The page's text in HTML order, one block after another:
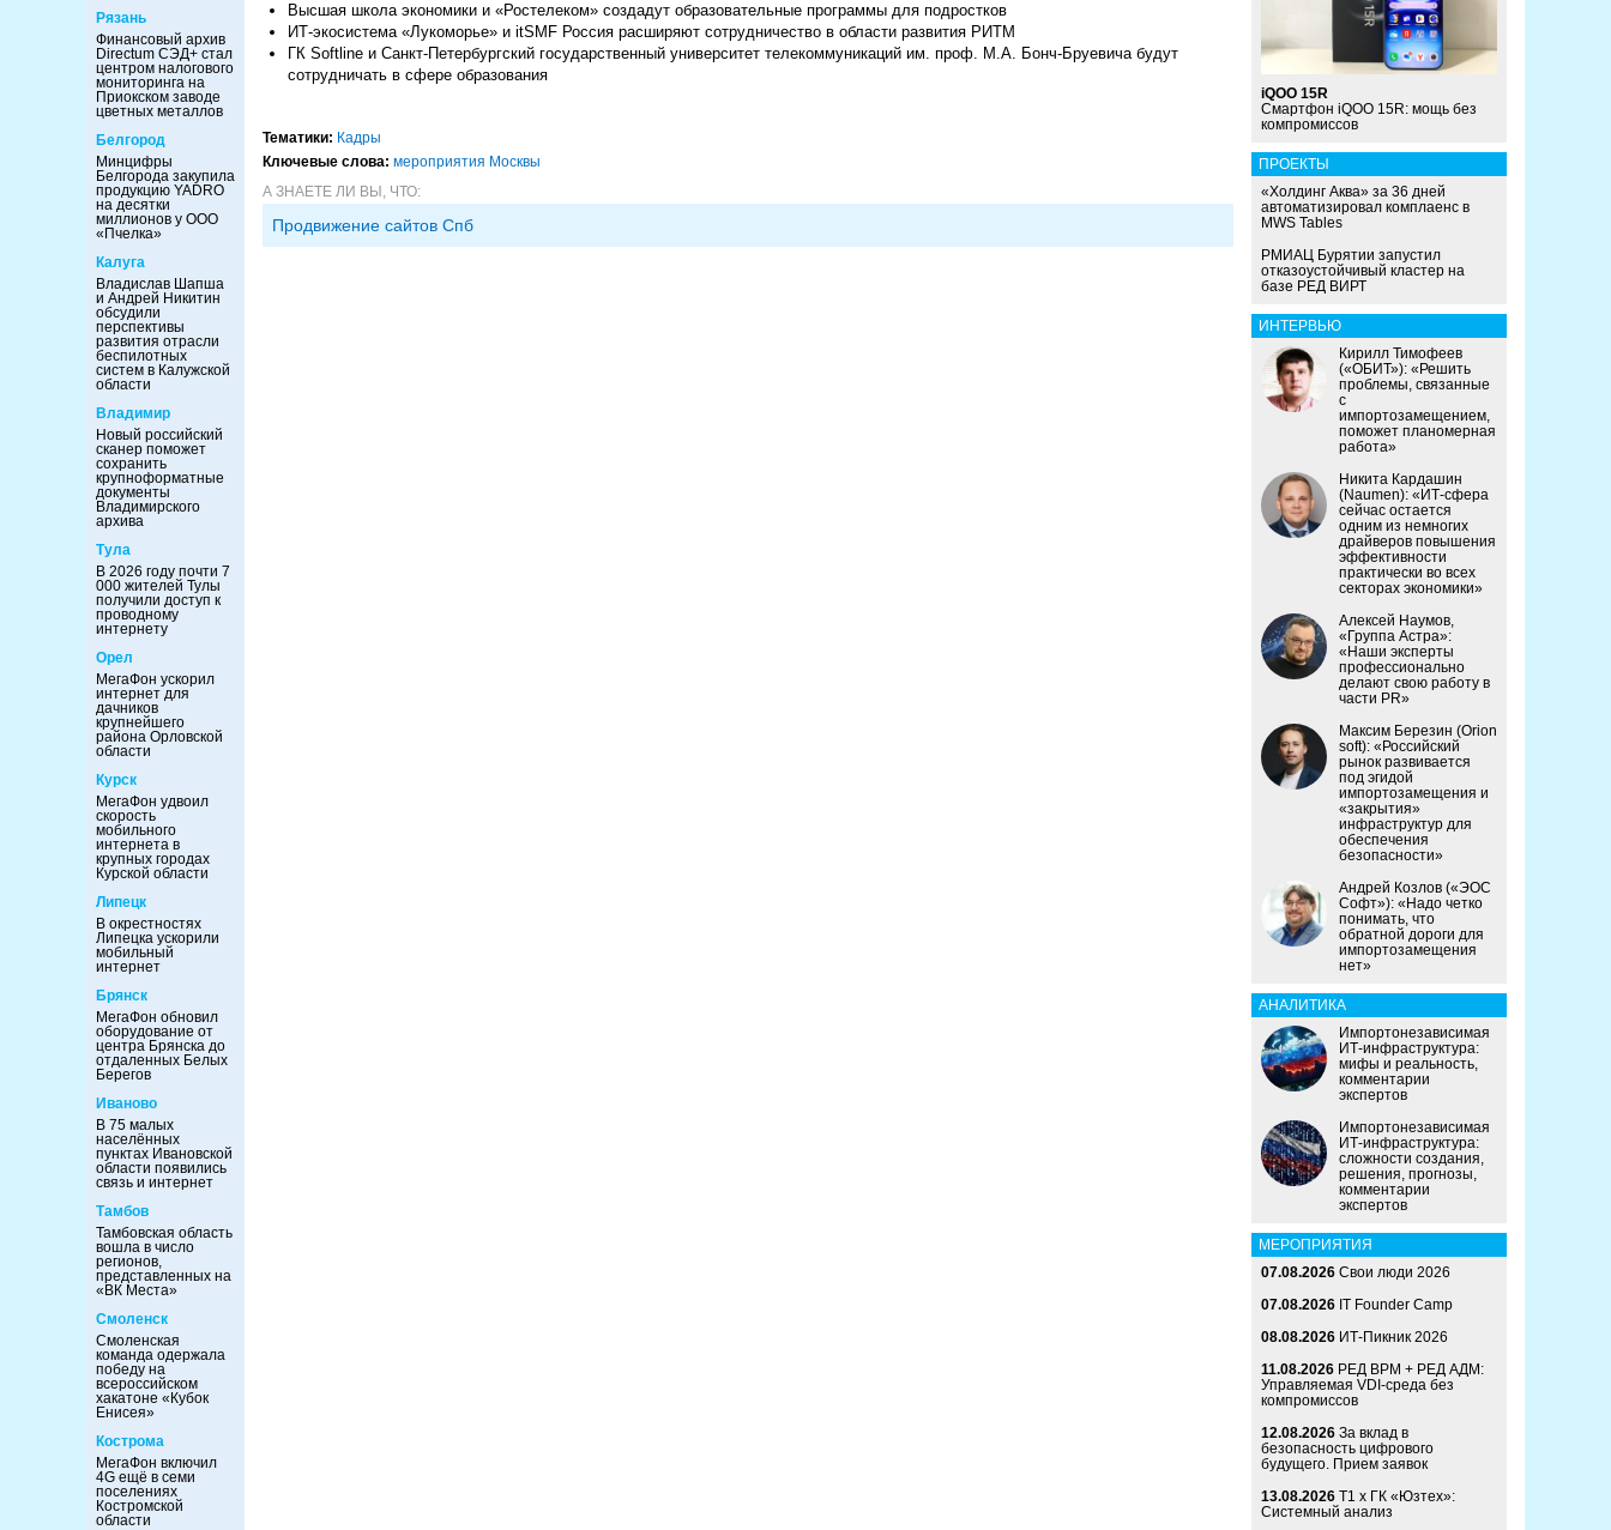
Рязань
Финансовый архив
Directum СЭД+ стал
центром налогового
мониторинга на
Приокском заводе
цветных металлов
Белгород
Минцифры
Белгорода закупила
продукцию YADRO
на десятки
миллионов у ООО
«Пчелка»
Калуга
Владислав Шапша
и Андрей Никитин
обсудили
перспективы
развития отрасли
беспилотных
систем в Калужской
области
Владимир
Новый российский
сканер поможет
сохранить
крупноформатные
документы
Владимирского
архива
Тула
В 2026 году почти 7
000 жителей Тулы
получили доступ к
проводному
интернету
Орел
МегаФон ускорил
интернет для
дачников
крупнейшего
района Орловской
области
Курск
МегаФон удвоил
скорость
мобильного
интернета в
крупных городах
Курской области
Липецк
В окрестностях
Липецка ускорили
мобильный
интернет
Брянск
МегаФон обновил
оборудование от
центра Брянска до
отдаленных Белых
Берегов
Иваново
В 75 малых
населённых
пунктах Ивановской
области появились
связь и интернет
Тамбов
Тамбовская область
вошла в число
регионов,
представленных на
«ВК Места»
Смоленск
Смоленская
команда одержала
победу на
всероссийском
хакатоне «Кубок
Енисея»
Кострома
МегаФон включил
4G ещё в семи
поселениях
Костромской
области
Высшая школа экономики и «Ростелеком» создадут образовательные программы для подростков
ИТ-экосистема «Лукоморье» и itSMF Россия расширяют сотрудничество в области развития РИТМ
ГК Softline и Санкт-Петербургский государственный университет телекоммуникаций им. проф. М.А. Бонч-Бруевича будут
сотрудничать в сфере образования
Тематики: Кадры
Ключевые слова: мероприятия Москвы
А ЗНАЕТЕ ЛИ ВЫ, ЧТО:
Продвижение сайтов Спб
iQOO 15R
Смартфон iQOO 15R: мощь без
компромиссов
ПРОЕКТЫ
«Холдинг Аква» за 36 дней
автоматизировал комплаенс в
MWS Tables
РМИАЦ Бурятии запустил
отказоустойчивый кластер на
базе РЕД ВИРТ
ИНТЕРВЬЮ
Кирилл Тимофеев
(«ОБИТ»): «Решить
проблемы, связанные
с
импортозамещением,
поможет планомерная
работа»
Никита Кардашин
(Naumen): «ИТ-сфера
сейчас остается
одним из немногих
драйверов повышения
эффективности
практически во всех
секторах экономики»
Алексей Наумов,
«Группа Астра»:
«Наши эксперты
профессионально
делают свою работу в
части PR»
Максим Березин (Orion
soft): «Российский
рынок развивается
под эгидой
импортозамещения и
«закрытия»
инфраструктур для
обеспечения
безопасности»
Андрей Козлов («ЭОС
Софт»): «Надо четко
понимать, что
обратной дороги для
импортозамещения
нет»
АНАЛИТИКА
Импортонезависимая
ИТ-инфраструктура:
мифы и реальность,
комментарии
экспертов
Импортонезависимая
ИТ-инфраструктура:
сложности создания,
решения, прогнозы,
комментарии
экспертов
МЕРОПРИЯТИЯ
07.08.2026 Свои люди 2026
07.08.2026 IT Founder Camp
08.08.2026 ИТ-Пикник 2026
11.08.2026 РЕД ВРМ + РЕД АДМ:
Управляемая VDI-среда без
компромиссов
12.08.2026 За вклад в
безопасность цифрового
будущего. Прием заявок
13.08.2026 Т1 x ГК «Юзтех»:
Системный анализ